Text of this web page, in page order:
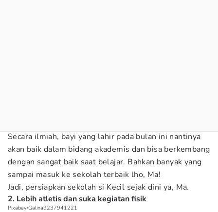
Secara ilmiah, bayi yang lahir pada bulan ini nantinya
akan baik dalam bidang akademis dan bisa berkembang
dengan sangat baik saat belajar. Bahkan banyak yang
sampai masuk ke sekolah terbaik lho, Ma!
Jadi, persiapkan sekolah si Kecil sejak dini ya, Ma.
2. Lebih atletis dan suka kegiatan fisik
Pixabay/Galina9237941221